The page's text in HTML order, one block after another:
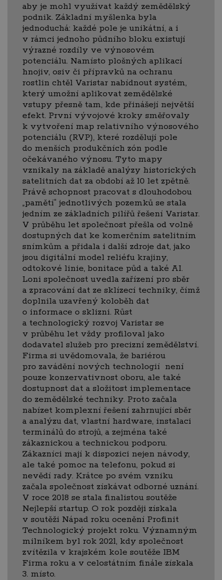
aby je mohl využívat každý zemědělský
podnik. Základní myšlenka byla
jednoduchá: každé pole je unikátní, a i
v rámci jednoho půdního bloku existují
výrazné rozdíly ve výnosovém
potenciálu. Namísto plošných aplikací
hnojiv, osiv či přípravků na ochranu
rostlin chtěl Varistar nabídnout systém,
který umožní aplikovat zemědělské
vstupy přesně tam, kde přinášejí největší
efekt. První vývojové kroky směřovaly
k vytvoření map relativního výnosového
potenciálu (RVP), které rozdělují pole
do menších produkčních zón podle
očekávaného výnosu. Tyto mapy
vznikaly na základě analýzy historických
satelitních dat za období až 10 let zpětně.
Právě schopnost pracovat s dlouhodobou
„pamětí“ jednotlivých pozemků se stala
jedním ze základních pilířů řešení Varistar.
V průběhu let společnost přešla od volně
dostupných dat ke komerčním satelitním
snímkům a přidala i další zdroje dat, jako
jsou digitální model reliéfu krajiny,
odtokové linie, bonitace půd a také AI.
Loni společnost uvedla zařízení pro sběr
a zpracování dat ze sklízecí techniky, čímž
doplnila uzavřený koloběh dat
o informace o sklizni. Růst
a technologický rozvoj Varistar se
v průběhu let vždy profiloval jako
dodavatel služeb pro precizní zemědělství.
Firma si uvědomovala, že bariérou
pro zavádění nových technologií není
pouze konzervativnost oboru, ale také
dostupnost dat a složitost implementace
do zemědělské techniky. Proto začala
nabízet komplexní řešení zahrnující sběr
a analýzu dat, vlastní hardware, instalaci
terminálů do strojů, a zejména také
zákaznickou a technickou podporu.
Zákazníci mají k dispozici nejen návody,
ale také pomoc na telefonu, pokud si
nevědí rady. Krátce po svém vzniku
začala společnost získávat odborné uznání.
V roce 2018 se stala finalistou soutěže
Nejlepší startup. O rok později získala
v soutěži Nápad roku ocenění Profinit
Technologický projekt roku. Významným
milníkem byl rok 2021, kdy společnost
zvítězila v krajském kole soutěže IBM
Firma roku a v celostátním finále získala
3. místo.